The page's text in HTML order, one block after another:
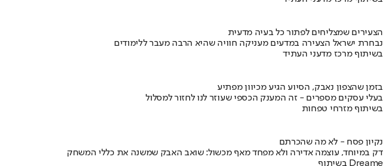
הצעירים שמצליחים לפתור כל בעיה מדעית
נבחרת ישראל הצעירה במדעים מעניקה חוויה שהיא הרבה מעבר ללימודים
בשיתוף מרכז מדעני העתיד
בזמן שהצפון נאבק, הסיוע הגיע מכיוון מפתיע
בעלי עסקים מספרים - זה המענק הכספי שעוזר לנו לחזור למסלול
בשיתוף מזרחי טפחות
נקיון פסח - לא מה שהכרתם
דק במיוחד, עוצמה אדירה ולא מפחד מאף מכשול: שואב האבק שמשנה את כללי המשחק
בשיתוף Dreame